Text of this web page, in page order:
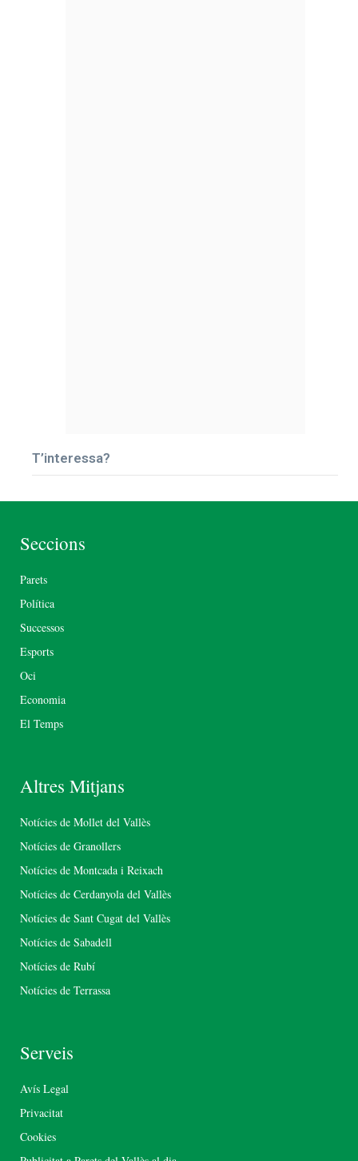
T’interessa?
Seccions
Parets
Política
Successos
Esports
Oci
Economia
El Temps
Altres Mitjans
Notícies de Mollet del Vallès
Notícies de Granollers
Notícies de Montcada i Reixach
Notícies de Cerdanyola del Vallès
Notícies de Sant Cugat del Vallès
Notícies de Sabadell
Notícies de Rubí
Notícies de Terrassa
Serveis
Avís Legal
Privacitat
Cookies